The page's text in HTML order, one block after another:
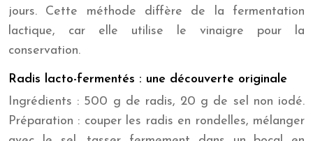
jours. Cette méthode diffère de la fermentation
lactique, car elle utilise le vinaigre pour la
conservation.
Radis lacto-fermentés : une découverte originale
Ingrédients : 500 g de radis, 20 g de sel non iodé.
Préparation : couper les radis en rondelles, mélanger